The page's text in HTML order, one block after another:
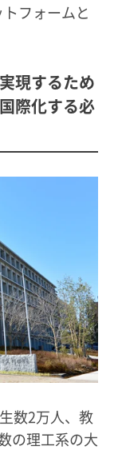
フォームと
現するため
際化する必
数2万人、教
の理工系の大